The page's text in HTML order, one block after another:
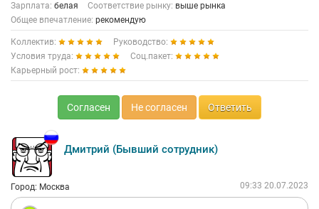
Зарплата: белая Соответствие рынку: выше рынка
Общее впечатление: рекомендую
Коллектив:
Руководство:
Условия труда:
Соц.пакет:
Карьерный рост:
Согласен Не согласен Ответить
Дмитрий (Бывший сотрудник)
Город: Москва 09:33 20.07.2023